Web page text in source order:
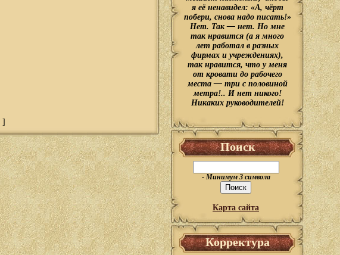
]
я её ненавидел: «А, чёрт
побери, снова надо писать!»
Нет. Так — нет. Но мне
так нравится (а я много
лет работал в разных
фирмах и учреждениях),
так нравится, что у меня
от кровати до рабочего
места — три с половиной
метра!.. И нет никого!
Никаких руководителей!
Поиск
- Минимум 3 символа
Карта сайта
Корректура